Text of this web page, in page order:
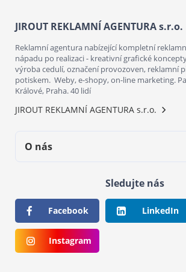
JIROUT REKLAMNÍ AGENTURA s.r.o.
Reklamní agentura nabízející kompletní
nápadu po realizaci - kreativní grafické
výroba cedulí, označení provozoven, reklamní
potiskem. Weby, e-shopy, on-line marketing.
Králové, Praha. 40 lidí
JIROUT REKLAMNÍ AGENTURA s.r.o.
O nás
Sledujte nás
Facebook LinkedIn
Instagram